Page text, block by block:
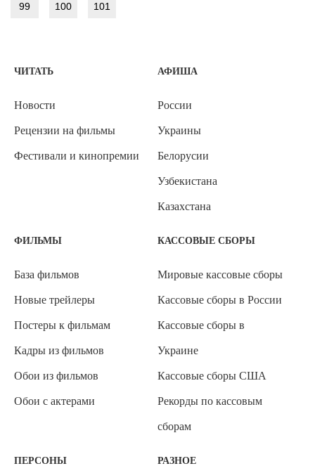
99 100 101
ЧИТАТЬ
Новости
Рецензии на фильмы
Фестивали и кинопремии
АФИША
России
Украины
Белорусии
Узбекистана
Казахстана
ФИЛЬМЫ
База фильмов
Новые трейлеры
Постеры к фильмам
Кадры из фильмов
Обои из фильмов
Обои с актерами
КАССОВЫЕ СБОРЫ
Мировые кассовые сборы
Кассовые сборы в России
Кассовые сборы в
Украине
Кассовые сборы США
Рекорды по кассовым
сборам
ПЕРСОНЫ РАЗНОЕ